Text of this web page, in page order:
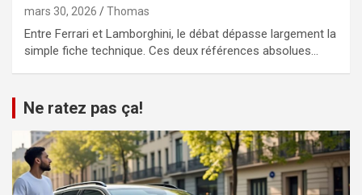
mars 30, 2026 Thomas
Entre Ferrari et Lamborghini, le débat dépasse largement la
simple fiche technique. Ces deux références absolues…
Ne ratez pas ça!